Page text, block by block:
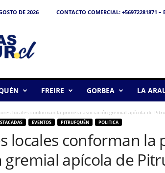
DE 2026 CONTACTO COMERCIAL: +56972281871 –
FREIRE GORBEA LA
locales conforman la primera asociación gremial apícola de
EVENTOS PITRUFQUÉN POLITICA
locales conforman la
gremial apícola de